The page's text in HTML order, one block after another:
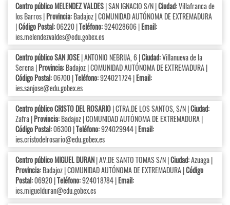
Centro público MELENDEZ VALDES| SAN IGNACIO S/N |Ciudad:Villafranca de
los Barros |Provincia:Badajoz | COMUNIDAD AUTÓNOMA DE EXTREMADURA
|Código Postal:06220 |Teléfono:924028606 |Email:
ies.melendezvaldes@edu.gobex.es
Centro público SAN JOSE| ANTONIO NEBRIJA, 6 |Ciudad:Villanueva de la
Serena |Provincia:Badajoz | COMUNIDAD AUTÓNOMA DE EXTREMADURA |
Código Postal:06700 |Teléfono:924021724 |Email:
ies.sanjose@edu.gobex.es
Centro público CRISTO DEL ROSARIO| CTRA.DE LOS SANTOS, S/N |Ciudad:
Zafra |Provincia:Badajoz | COMUNIDAD AUTÓNOMA DE EXTREMADURA |
Código Postal:06300 |Teléfono:924029944 |Email:
ies.cristodelrosario@edu.gobex.es
Centro público MIGUEL DURAN| AV.DE SANTO TOMAS S/N |Ciudad:Azuaga |
Provincia:Badajoz | COMUNIDAD AUTÓNOMA DE EXTREMADURA |Código
Postal:06920 |Teléfono:924018784 |Email:
ies.miguelduran@edu.gobex.es